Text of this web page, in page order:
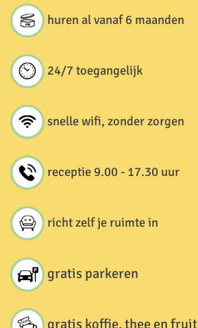
huren al vanaf 6 maanden
24/7 toegangelijk
snelle wifi, zonder zorgen
receptie 9.00 - 17.30 uur
richt zelf je ruimte in
gratis parkeren
gratis koffie, thee en fruit